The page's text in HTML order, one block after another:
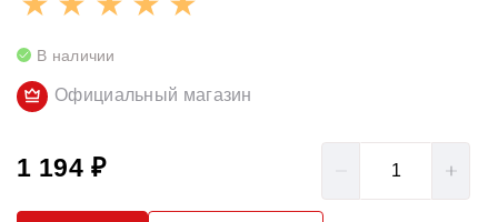
В наличии
Официальный магазин
1 194 ₽